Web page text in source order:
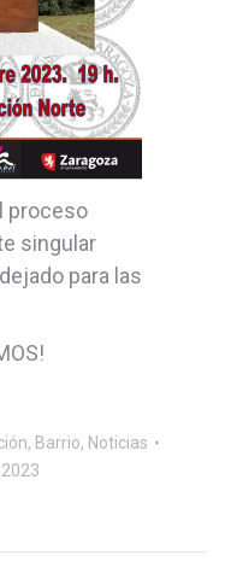
proceso
singular
para las
, Barrio, Noticias